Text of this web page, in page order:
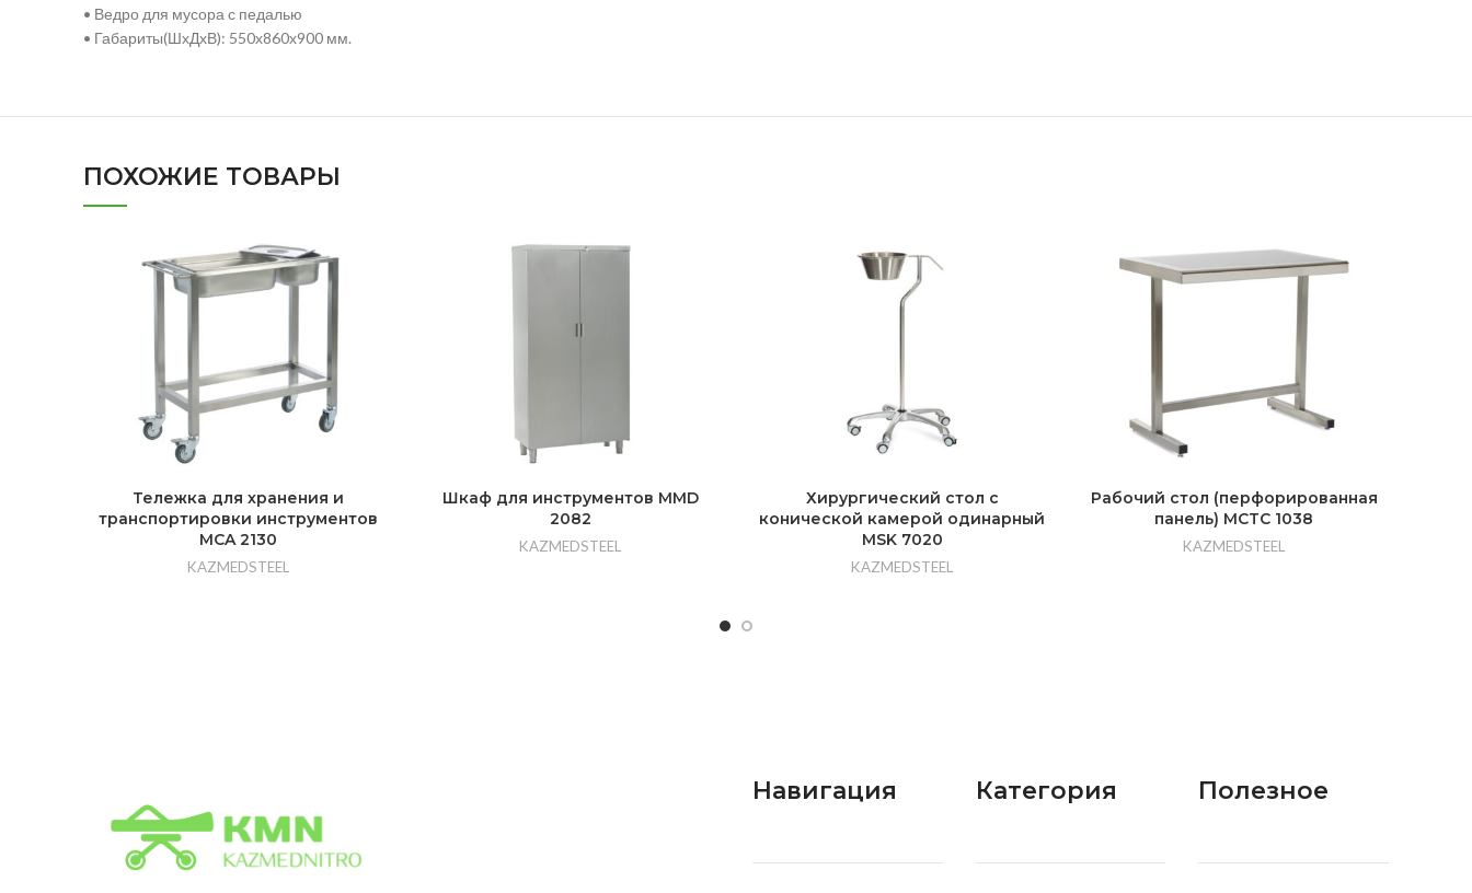
• Ведро для мусора с педалью
• Габариты(ШхДхВ): 550х860х900 мм.
ПОХОЖИЕ ТОВАРЫ
Тележка для хранения и
транспортировки инструментов
MCA 2130
KAZMEDSTEEL
Шкаф для инструментов MMD
2082
KAZMEDSTEEL
Хирургический стол с
конической камерой одинарный
MSK 7020
KAZMEDSTEEL
Рабочий стол (перфорированная
панель) MCTC 1038
KAZMEDSTEEL
Навигация Категория Полезное